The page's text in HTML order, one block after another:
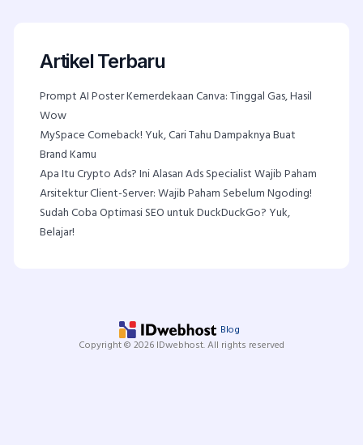
Artikel Terbaru
Prompt AI Poster Kemerdekaan Canva: Tinggal Gas, Hasil
Wow
MySpace Comeback! Yuk, Cari Tahu Dampaknya Buat
Brand Kamu
Apa Itu Crypto Ads? Ini Alasan Ads Specialist Wajib Paham
Arsitektur Client-Server: Wajib Paham Sebelum Ngoding!
Sudah Coba Optimasi SEO untuk DuckDuckGo? Yuk,
Belajar!
Blog
Copyright © 2026 IDwebhost. All rights reserved